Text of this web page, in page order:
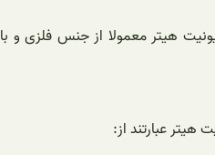
هیتر معمولا از جنس فلزی و با
هیتر عبارتند از: